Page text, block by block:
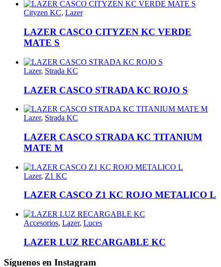
Cityzen KC, Lazer
LAZER CASCO CITYZEN KC VERDE
MATE S
Lazer, Strada KC
LAZER CASCO STRADA KC ROJO S
Lazer, Strada KC
LAZER CASCO STRADA KC TITANIUM
MATE M
Lazer, Z1 KC
LAZER CASCO Z1 KC ROJO METALICO L
Accesorios, Lazer, Luces
LAZER LUZ RECARGABLE KC
Síguenos en Instagram